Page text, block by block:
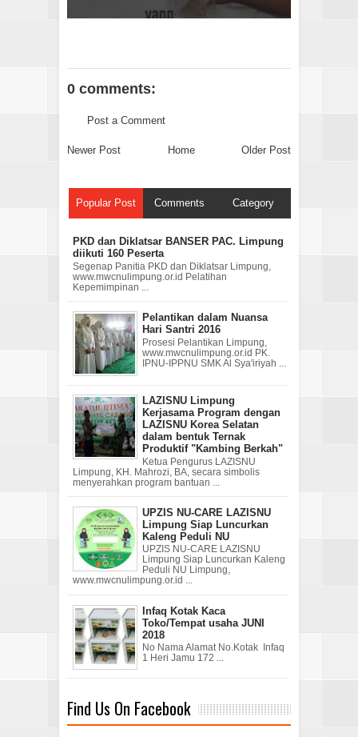
0 comments:
Post a Comment
Newer Post Older Post
Home
Popular Post Comments Category
PKD dan Diklatsar BANSER PAC. Limpung
diikuti 160 Peserta
Segenap Panitia PKD dan Diklatsar Limpung,
www.mwcnulimpung.or.id Pelatihan
Kepemimpinan ...
Pelantikan dalam Nuansa
Hari Santri 2016
Prosesi Pelantikan Limpung,
www.mwcnulimpung.or.id PK.
IPNU-IPPNU SMK Al Sya'iriyah ...
LAZISNU Limpung
Kerjasama Program dengan
LAZISNU Korea Selatan
dalam bentuk Ternak
Produktif "Kambing Berkah"
Ketua Pengurus LAZISNU
Limpung, KH. Mahrozi, BA, secara simbolis
menyerahkan program bantuan ...
UPZIS NU-CARE LAZISNU
Limpung Siap Luncurkan
Kaleng Peduli NU
UPZIS NU-CARE LAZISNU
Limpung Siap Luncurkan Kaleng
Peduli NU Limpung,
www.mwcnulimpung.or.id ...
Infaq Kotak Kaca
Toko/Tempat usaha JUNI
2018
No Nama Alamat No.Kotak Infaq
1 Heri Jamu 172 ...
Find Us On Facebook